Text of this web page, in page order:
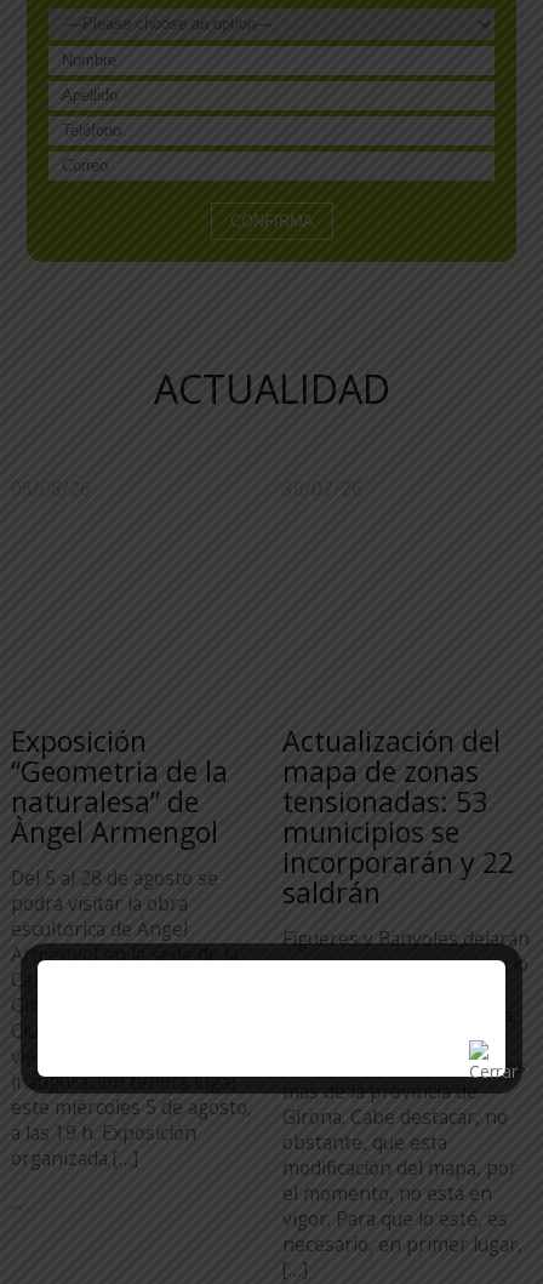
ACTUALIDAD
05/08/26
Exposición
“Geometria de la
naturalesa” de
Àngel Armengol
Del 5 al 28 de agosto se
podrá visitar la obra
escultórica de Àngel
Armengol en la sede de la
Cambra de la Propietat de
Girona, en la calle
Ciutadans, 12, de lunes a
viernes de 17 a 20 h. La
inauguración tendrá lugar
este miércoles 5 de agosto,
a las 19 h. Exposición
organizada […]
...
30/07/26
Actualización del
mapa de zonas
tensionadas: 53
municipios se
incorporarán y 22
saldrán
Figueres y Banyoles dejarán
de ser zona tensionada si lo
incorporarán 16 municipios
más de la provincia de
Girona. Cabe destacar, no
obstante, que esta
modificación del mapa, por
el momento, no está en
vigor. Para que lo esté, es
necesario, en primer lugar,
[…]